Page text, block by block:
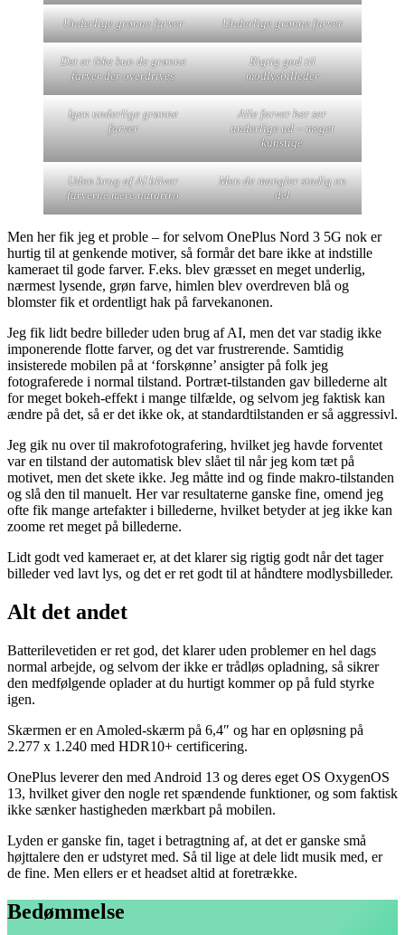
Underlige grønne farver Underlige grønne farver
Det er ikke kun de grønne
farver der overdrives
Rigtig god til
modlysbilleder
Igen underlige grønne
farver
Alle farver her ser
underlige ud – meget
kunstige
Uden brug af AI bliver
farverne mere naturtro
Men de mangler stadig en
del
Men her fik jeg et proble – for selvom OnePlus Nord 3 5G nok er
hurtig til at genkende motiver, så formår det bare ikke at indstille
kameraet til gode farver. F.eks. blev græsset en meget underlig,
nærmest lysende, grøn farve, himlen blev overdreven blå og
blomster fik et ordentligt hak på farvekanonen.
Jeg fik lidt bedre billeder uden brug af AI, men det var stadig ikke
imponerende flotte farver, og det var frustrerende. Samtidig
insisterede mobilen på at ‘forskønne’ ansigter på folk jeg
fotograferede i normal tilstand. Portræt-tilstanden gav billederne alt
for meget bokeh-effekt i mange tilfælde, og selvom jeg faktisk kan
ændre på det, så er det ikke ok, at standardtilstanden er så aggressivl.
Jeg gik nu over til makrofotografering, hvilket jeg havde forventet
var en tilstand der automatisk blev slået til når jeg kom tæt på
motivet, men det skete ikke. Jeg måtte ind og finde makro-tilstanden
og slå den til manuelt. Her var resultaterne ganske fine, omend jeg
ofte fik mange artefakter i billederne, hvilket betyder at jeg ikke kan
zoome ret meget på billederne.
Lidt godt ved kameraet er, at det klarer sig rigtig godt når det tager
billeder ved lavt lys, og det er ret godt til at håndtere modlysbilleder.
Alt det andet
Batterilevetiden er ret god, det klarer uden problemer en hel dags
normal arbejde, og selvom der ikke er trådløs opladning, så sikrer
den medfølgende oplader at du hurtigt kommer op på fuld styrke
igen.
Skærmen er en Amoled-skærm på 6,4″ og har en opløsning på
2.277 x 1.240 med HDR10+ certificering.
OnePlus leverer den med Android 13 og deres eget OS OxygenOS
13, hvilket giver den nogle ret spændende funktioner, og som faktisk
ikke sænker hastigheden mærkbart på mobilen.
Lyden er ganske fin, taget i betragtning af, at det er ganske små
højttalere den er udstyret med. Så til lige at dele lidt musik med, er
de fine. Men ellers er et headset altid at foretrække.
Bedømmelse